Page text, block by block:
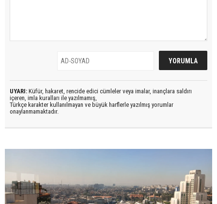
UYARI: Küfür, hakaret, rencide edici cümleler veya imalar, inançlara saldırı
içeren, imla kuralları ile yazılmamış,
Türkçe karakter kullanılmayan ve büyük harflerle yazılmış yorumlar
onaylanmamaktadır.